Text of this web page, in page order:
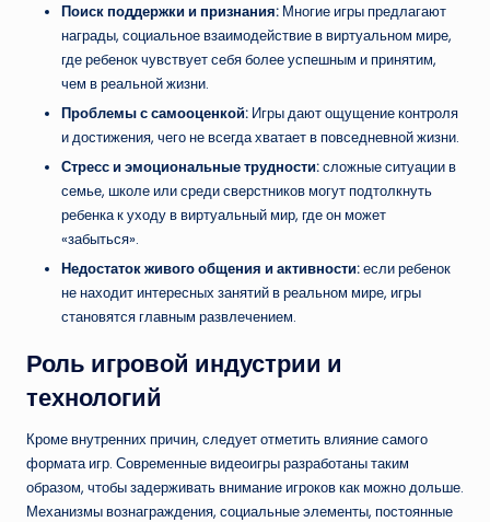
Поиск поддержки и признания: Многие игры предлагают
награды, социальное взаимодействие в виртуальном мире,
где ребенок чувствует себя более успешным и принятим,
чем в реальной жизни.
Проблемы с самооценкой: Игры дают ощущение контроля
и достижения, чего не всегда хватает в повседневной жизни.
Стресс и эмоциональные трудности:сложные ситуации в
семье, школе или среди сверстников могут подтолкнуть
ребенка к уходу в виртуальный мир, где он может
«забыться».
Недостаток живого общения и активности:если ребенок
не находит интересных занятий в реальном мире, игры
становятся главным развлечением.
Роль игровой индустрии и
технологий
Кроме внутренних причин, следует отметить влияние самого
формата игр. Современные видеоигры разработаны таким
образом, чтобы задерживать внимание игроков как можно дольше.
Механизмы вознаграждения, социальные элементы, постоянные